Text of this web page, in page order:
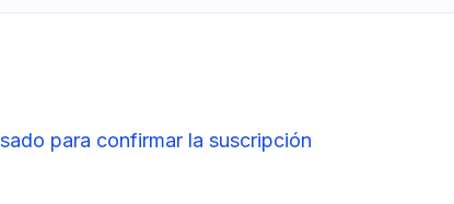
para confirmar la suscripción